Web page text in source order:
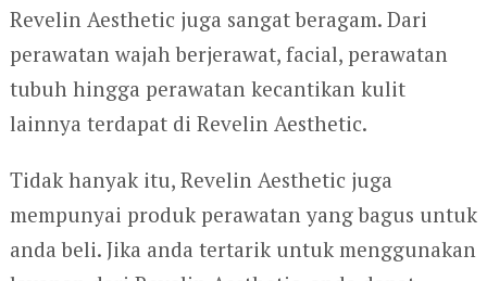
Revelin Aesthetic juga sangat beragam. Dari
perawatan wajah berjerawat, facial, perawatan
tubuh hingga perawatan kecantikan kulit
lainnya terdapat di Revelin Aesthetic.
Tidak hanyak itu, Revelin Aesthetic juga
mempunyai produk perawatan yang bagus untuk
anda beli. Jika anda tertarik untuk menggunakan